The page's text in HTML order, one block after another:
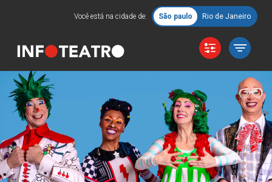
Você está na cidade de: São paulo Rio de Janeiro